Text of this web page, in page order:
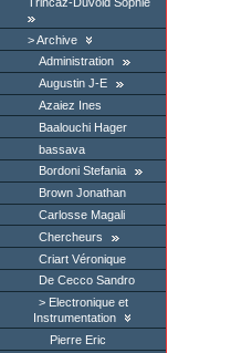
Archive
Administration
Augustin J-E
Azaiez Ines
Baalouchi Hager
bassava
Bordoni Stefania
Brown Jonathan
Carlosse Magali
Chercheurs
Criart Véronique
De Cecco Sandro
Electronique et
Instrumentation
Pierre Eric